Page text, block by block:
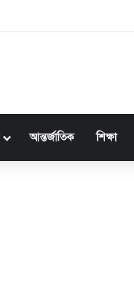
আন্তর্জাতিক শিক্ষা